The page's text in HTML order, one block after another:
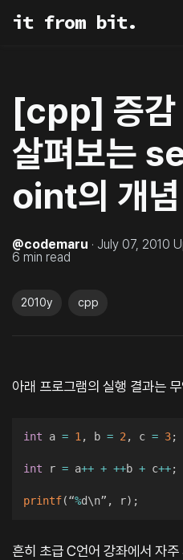
it from bit.
[cpp] 증감
살펴보는
oint의 개념
@codemaru · July 07, 2010
6 min read
2010y cpp
아래 프로그램의 실행 결과는
int a = 1, b = 2, c = 3;
int r = a++ + ++b + c++;
printf(“%d\n” , r) ;
흔히 초급 C언어 강좌에서 자